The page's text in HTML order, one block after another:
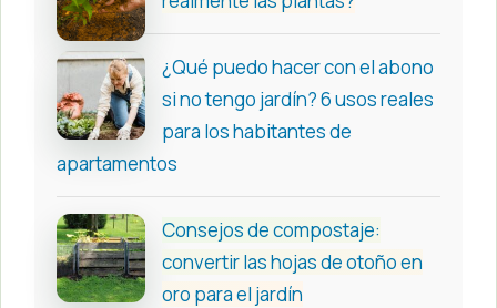
¿Qué puedo hacer con el abono
si no tengo jardín? 6 usos reales
para los habitantes de
apartamentos
Consejos de compostaje:
convertir las hojas de otoño en
oro para el jardín